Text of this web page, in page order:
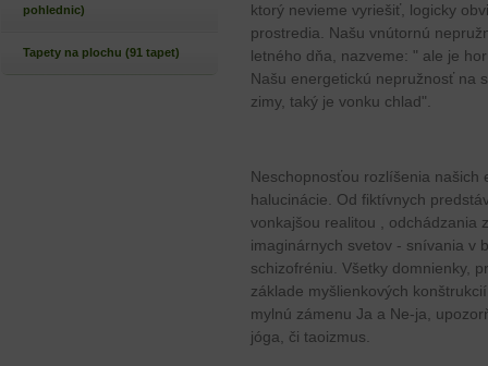
pohlednic)
Tapety na plochu (91 tapet)
ktorý nevieme vyriešiť, logicky
prostredia. Našu vnútornú
letného dňa, nazveme: " ale je
Našu energetickú nepružnosť na
zimy, taký je vonku chlad".
Neschopnosťou rozlíšenia našich
halucinácie. Od fiktívnych
vonkajšou realitou , odchádzania
imaginárnych svetov - snívania v
schizofréniu. Všetky domnienky,
základe myšlienkových
mylnú zámenu Ja a Ne-ja,
jóga, či taoizmus.